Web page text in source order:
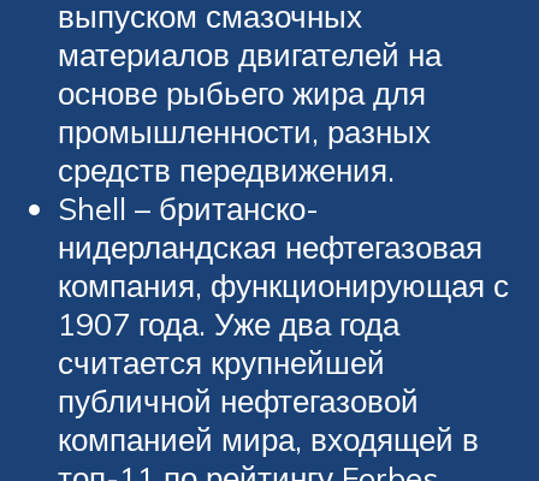
выпуском смазочных
материалов двигателей на
основе рыбьего жира для
промышленности, разных
средств передвижения.
Shell – британско-
нидерландская нефтегазовая
компания, функционирующая с
1907 года. Уже два года
считается крупнейшей
публичной нефтегазовой
компанией мира, входящей в